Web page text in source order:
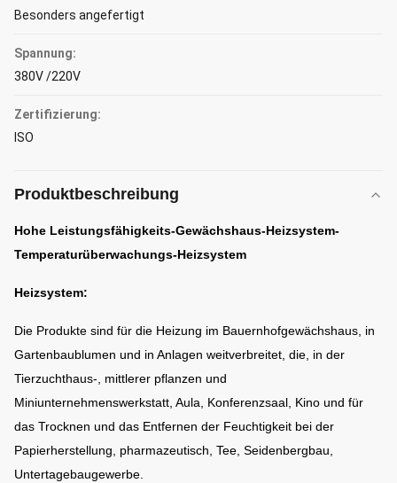
Besonders angefertigt
Spannung:
380V /220V
Zertifizierung:
ISO
Produktbeschreibung
Hohe Leistungsfähigkeits-Gewächshaus-Heizsystem-
Temperaturüberwachungs-Heizsystem
Heizsystem:
Die Produkte sind für die Heizung im Bauernhofgewächshaus, in
Gartenbaublumen und in Anlagen weitverbreitet, die, in der
Tierzuchthaus-, mittlerer pflanzen und
Miniunternehmenswerkstatt, Aula, Konferenzsaal, Kino und für
das Trocknen und das Entfernen der Feuchtigkeit bei der
Papierherstellung, pharmazeutisch, Tee, Seidenbergbau,
Untertagebaugewerbe.